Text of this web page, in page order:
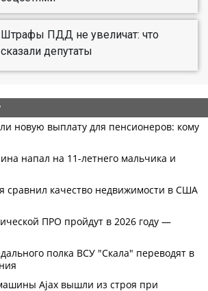
Штрафы ПДД не увеличат: что
сказали депутаты